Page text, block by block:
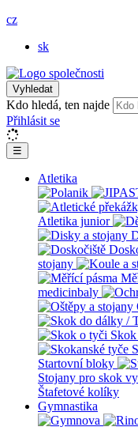
cz
sk
Vyhledat
Kdo hledá, ten najde
Přihlásit se
☰
Atletika
Atletika junior
stojany
medicinbaly
Startovní bloky
Stojany pro skok
Štafetové kolíky
Gymnastika